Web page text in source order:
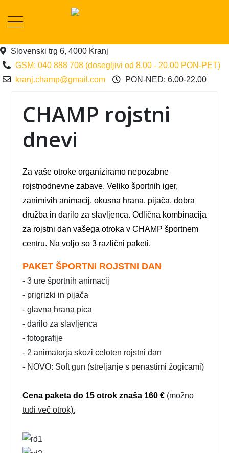
Slovenski trg 6, 4000 Kranj
GSM: 040 888 708 (dosegljivi od 8.00 - 20.00 PON-PET)
kranj.champ@gmail.com
PON-NED: 6.00-22.00
CHAMP rojstni
dnevi
Za vaše otroke organiziramo nepozabne
rojstnodnevne zabave. Veliko športnih iger,
zanimivih animacij, okusna hrana, pijača, dobra
družba in darilo za slavljenca. Odlična kombinacija
za rojstni dan vašega otroka v CHAMP športnem
centru. Na voljo so 3 različni paketi.
PAKET ŠPORTNI ROJSTNI DAN
- 3 ure športnih animacij
- prigrizki in pijača
- glavna hrana pica
- darilo za slavljenca
- fotografije
- 2 animatorja skozi celoten rojstni dan
- NOVO: Soft gun (streljanje s penastimi žogicami)
Cena paketa do 15 otrok znaša 160 € (možno
tudi več otrok).